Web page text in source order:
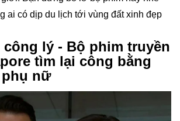
ai có dịp du lịch tới vùng đất xinh đẹp
công lý - Bộ phim truyền
tìm lại công bằng
nữ